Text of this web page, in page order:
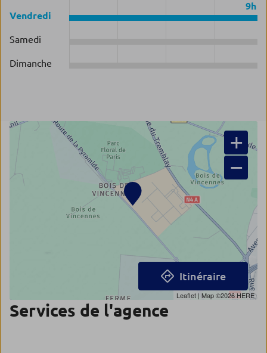
Vendredi
9h
Samedi
Dimanche
+
−
Leaflet | Map ©2026HERE
Itinéraire
Services de l'agence